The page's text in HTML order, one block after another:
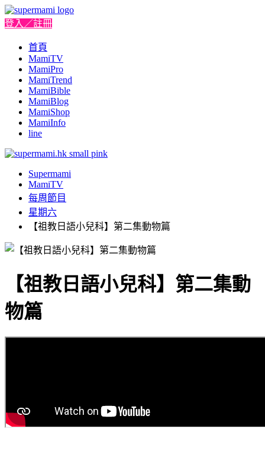
登入／註冊
首頁
MamiTV
MamiPro
MamiTrend
MamiBible
MamiBlog
MamiShop
MamiInfo
line
Supermami
MamiTV
每周節目
星期六
【祖教日語小兒科】第二集動物篇
【祖教日語小兒科】第二集動
物篇